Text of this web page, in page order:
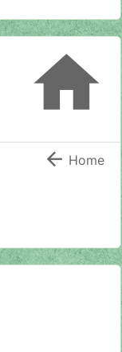

 Home